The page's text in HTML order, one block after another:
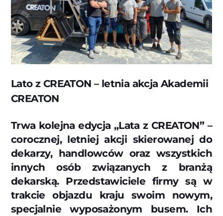
Lato z CREATON – letnia akcja Akademii
CREATON
Trwa kolejna edycja „Lata z CREATON” –
corocznej, letniej akcji skierowanej do
dekarzy, handlowców oraz wszystkich
innych osób związanych z branżą
dekarską. Przedstawiciele firmy są w
trakcie objazdu kraju swoim nowym,
specjalnie wyposażonym busem. Ich